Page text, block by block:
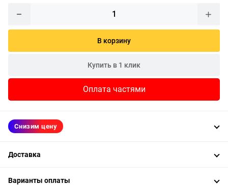
В корзину
Купить в 1 клик
Оплата частями
Снизим цену
Доставка
Варианты оплаты